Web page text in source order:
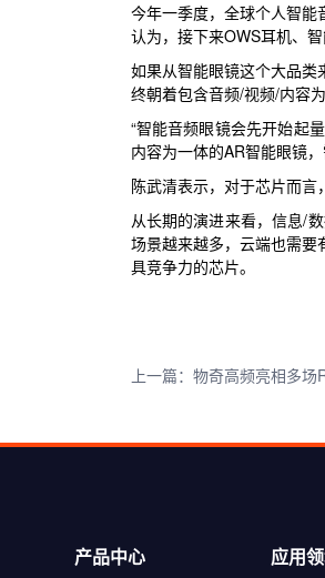
今年一季度，全球个人智
认为，接下来OWS耳机、
如果从智能眼镜这个大品
终朝着包含音频/视频/内容
“智能音频眼镜会先开始起
内容为一体的AR智能眼镜
陈武清表示，对于芯片而言
从长期的演进来看，信息/
场景越来越多，云端也需
具竞争力的芯片。
上一篇：物奇高频亮相多
产品中心 应用